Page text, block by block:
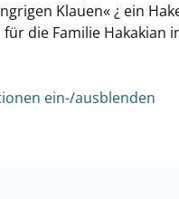
Klauen« ¿ ein
für die Familie
ein-/ausblenden